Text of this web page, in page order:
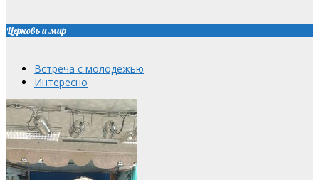
Церковь и мир
Встреча с молодежью
Интересно